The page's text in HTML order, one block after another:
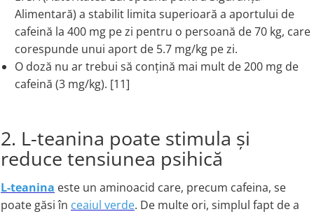
Alimentară) a stabilit limita superioară a aportului de
cafeină la 400 mg pe zi pentru o persoană de 70 kg, care
corespunde unui aport de 5.7 mg/kg pe zi.
O doză nu ar trebui să conțină mai mult de 200 mg de
cafeină (3 mg/kg). [11]
2. L-teanina poate stimula și
reduce tensiunea psihică
L-teanina este un aminoacid care, precum cafeina, se
poate găsi în ceaiul verde. De multe ori, simplul fapt de a